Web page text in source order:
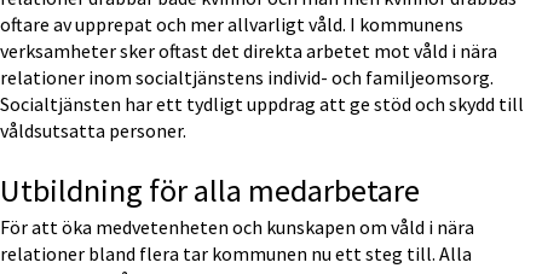
oftare av upprepat och mer allvarligt våld. I kommunens
verksamheter sker oftast det direkta arbetet mot våld i nära
relationer inom socialtjänstens individ- och familjeomsorg.
Socialtjänsten har ett tydligt uppdrag att ge stöd och skydd till
våldsutsatta personer.
Utbildning för alla medarbetare
För att öka medvetenheten och kunskapen om våld i nära
relationer bland flera tar kommunen nu ett steg till. Alla